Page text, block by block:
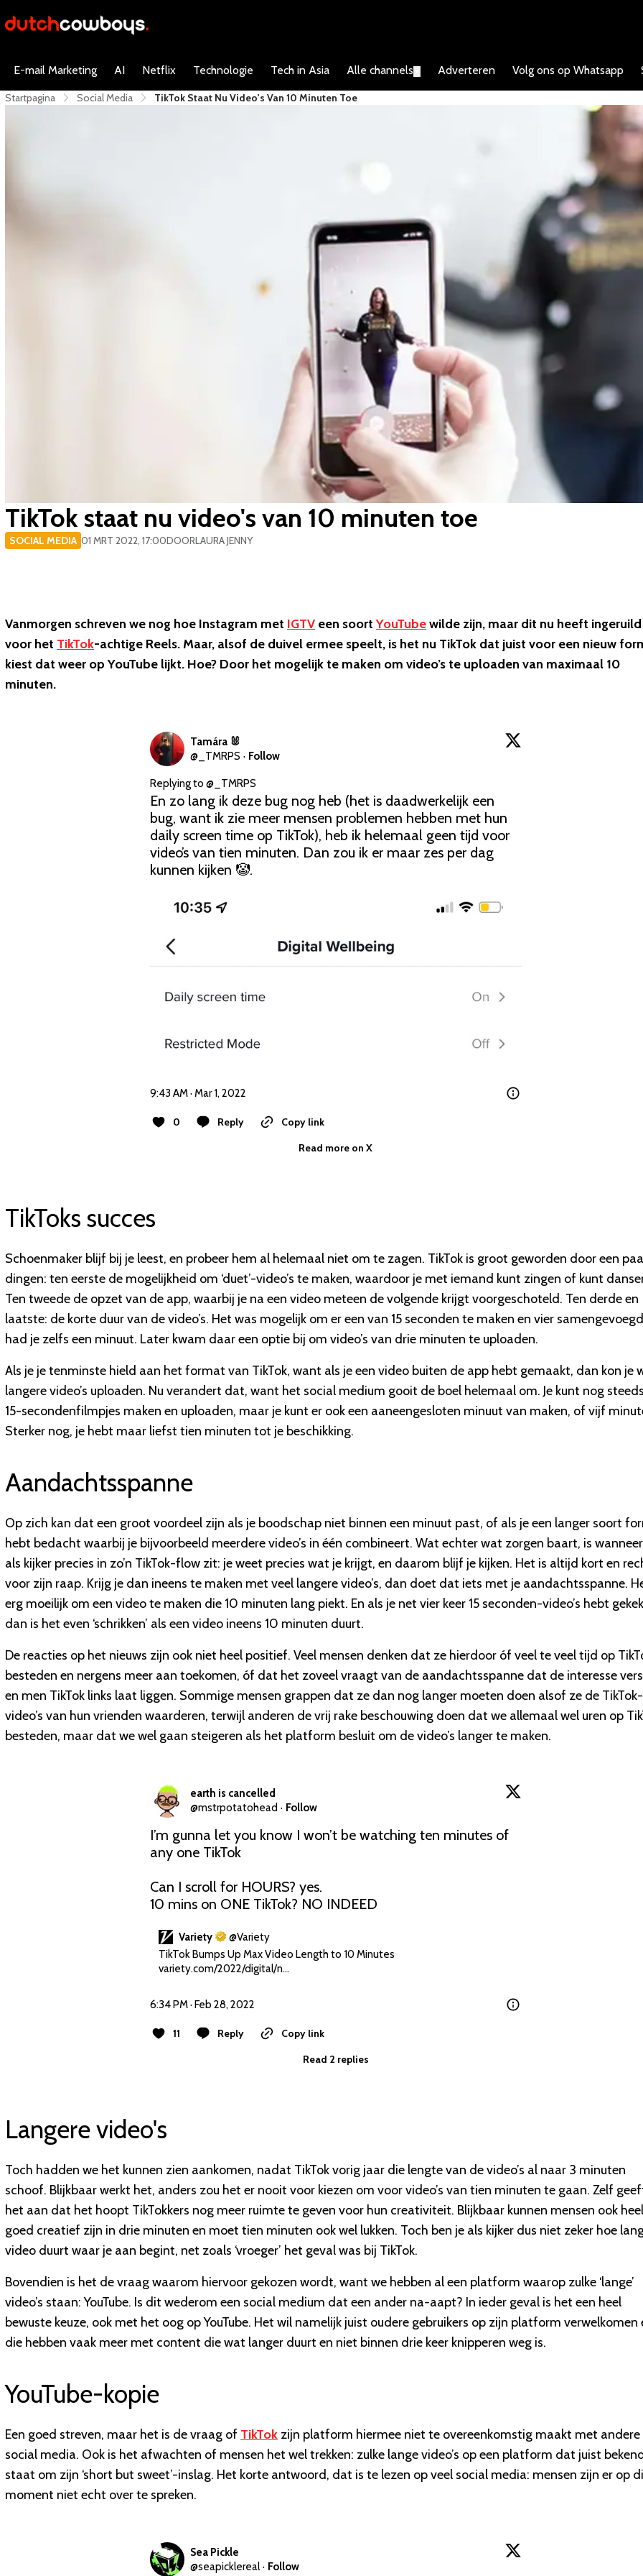
E-mail Marketing AI Netflix Technologie Tech in Asia Alle channels Adverteren Volg ons op Whatsapp
Startpagina Social Media ​TikTok Staat Nu Video's Van 10 Minuten Toe
​TikTok staat nu video's van 10 minuten toe
SOCIAL MEDIA 01 MRT 2022, 17:00DOORLAURA JENNY
Vanmorgen schreven we nog hoe Instagram met IGTV een soortYouTubewilde zijn, maar dit nu heeft ingeruild
voor het TikTok-achtige Reels. Maar, alsof de duivel ermee speelt, is het nu TikTok dat juist voor een nieuw
kiest dat weer op YouTube lijkt. Hoe? Door het mogelijk te maken om video’s te uploaden van maximaal 10
minuten.
Tamára 🐰
@_TMRPS · Follow
Replying to @_TMRPS
En zo lang ik deze bug nog heb (het is daadwerkelijk een
bug, want ik zie meer mensen problemen hebben met hun
daily screen time op TikTok), heb ik helemaal geen tijd voor
video’s van tien minuten. Dan zou ik er maar zes per dag
kunnen kijken 🤡.
9:43 AM · Mar 1, 2022
0 Reply
Copy link
Read more on X
TikToks succes
Schoenmaker blijf bij je leest, en probeer hem al helemaal niet om te zagen. TikTok is groot geworden door een
dingen: ten eerste de mogelijkheid om ‘duet’-video’s te maken, waardoor je met iemand kunt zingen of kunt
Ten tweede de opzet van de app, waarbij je na een video meteen de volgende krijgt voorgeschoteld. Ten derde en
laatste: de korte duur van de video’s. Het was mogelijk om er een van 15 seconden te maken en vier samengevoegd
had je zelfs een minuut. Later kwam daar een optie bij om video’s van drie minuten te uploaden.
Als je je tenminste hield aan het format van TikTok, want als je een video buiten de app hebt gemaakt, dan kon je
langere video’s uploaden. Nu verandert dat, want het social medium gooit de boel helemaal om. Je kunt nog
15-secondenfilmpjes maken en uploaden, maar je kunt er ook een aaneengesloten minuut van maken, of vijf
Sterker nog, je hebt maar liefst tien minuten tot je beschikking.
Aandachtsspanne
Op zich kan dat een groot voordeel zijn als je boodschap niet binnen een minuut past, of als je een langer soort
hebt bedacht waarbij je bijvoorbeeld meerdere video’s in één combineert. Wat echter wat zorgen baart, is
als kijker precies in zo’n TikTok-flow zit: je weet precies wat je krijgt, en daarom blijf je kijken. Het is altijd kort en
voor zijn raap. Krijg je dan ineens te maken met veel langere video’s, dan doet dat iets met je aandachtsspanne.
erg moeilijk om een video te maken die 10 minuten lang piekt. En als je net vier keer 15 seconden-video’s hebt
dan is het even ‘schrikken’ als een video ineens 10 minuten duurt.
De reacties op het nieuws zijn ook niet heel positief. Veel mensen denken dat ze hierdoor óf veel te veel tijd op
besteden en nergens meer aan toekomen, óf dat het zoveel vraagt van de aandachtsspanne dat de interesse
en men TikTok links laat liggen. Sommige mensen grappen dat ze dan nog langer moeten doen alsof ze de TikTok-
video’s van hun vrienden waarderen, terwijl anderen de vrij rake beschouwing doen dat we allemaal wel uren op
besteden, maar dat we wel gaan steigeren als het platform besluit om de video’s langer te maken.
earth is cancelled
@mstrpotatohead · Follow
I’m gunna let you know I won’t be watching ten minutes of
any one TikTok
Can I scroll for HOURS? yes.
10 mins on ONE TikTok? NO INDEED
Variety @Variety
variety.com/2022/digital/n…
6:34 PM · Feb 28, 2022
11 Reply
Copy link
Read 2 replies
Langere video's
Toch hadden we het kunnen zien aankomen, nadat TikTok vorig jaar die lengte van de video’s al naar 3 minuten
schoof. Blijkbaar werkt het, anders zou het er nooit voor kiezen om voor video’s van tien minuten te gaan. Zelf
het aan dat het hoopt TikTokkers nog meer ruimte te geven voor hun creativiteit. Blijkbaar kunnen mensen ook heel
goed creatief zijn in drie minuten en moet tien minuten ook wel lukken. Toch ben je als kijker dus niet zeker hoe
video duurt waar je aan begint, net zoals ‘vroeger’ het geval was bij TikTok.
Bovendien is het de vraag waarom hiervoor gekozen wordt, want we hebben al een platform waarop zulke ‘lange’
video’s staan: YouTube. Is dit wederom een social medium dat een ander na-aapt? In ieder geval is het een heel
bewuste keuze, ook met het oog op YouTube. Het wil namelijk juist oudere gebruikers op zijn platform verwelkomen
die hebben vaak meer met content die wat langer duurt en niet binnen drie keer knipperen weg is.
YouTube-kopie
Een goed streven, maar het is de vraag of TikTok zijn platform hiermee niet te overeenkomstig maakt met andere
social media. Ook is het afwachten of mensen het wel trekken: zulke lange video’s op een platform dat juist
staat om zijn ‘short but sweet’-inslag. Het korte antwoord, dat is te lezen op veel social media: mensen zijn er op
moment niet echt over te spreken.
Sea Pickle
@seapicklereal · Follow